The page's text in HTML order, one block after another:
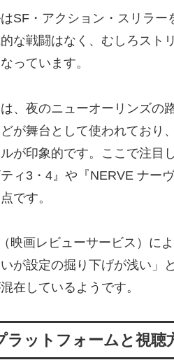
SF・アクション・スリラ
な戦闘はなく、むしろスト
っています。
、夜のニューオーリンズの
が舞台として使われており
が印象的です。ここで注目
ィ3・4』や『NERVE ナー
です。
映画レビューサービス）に
いが設定の掘り下げが浅い
在しているようです。
ラットフォームと視聴